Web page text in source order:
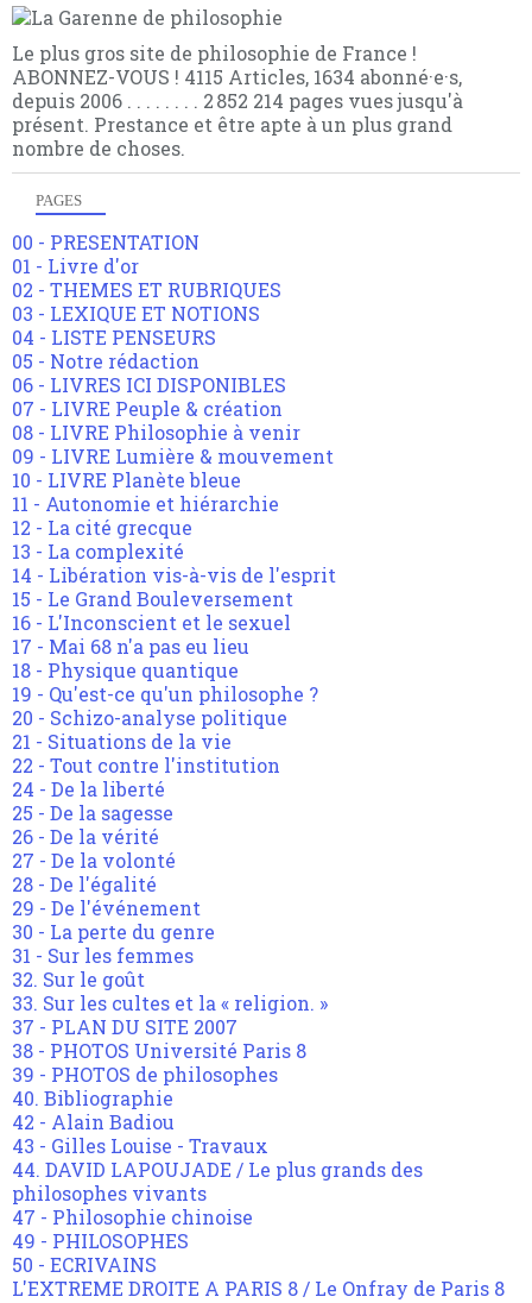
Le plus gros site de philosophie de France !
ABONNEZ-VOUS ! 4115 Articles, 1634 abonné·e·s,
depuis 2006 . . . . . . . . 2 852 214 pages vues jusqu'à
présent. Prestance et être apte à un plus grand
nombre de choses.
PAGES
00 - PRESENTATION
01 - Livre d'or
02 - THEMES ET RUBRIQUES
03 - LEXIQUE ET NOTIONS
04 - LISTE PENSEURS
05 - Notre rédaction
06 - LIVRES ICI DISPONIBLES
07 - LIVRE Peuple & création
08 - LIVRE Philosophie à venir
09 - LIVRE Lumière & mouvement
10 - LIVRE Planète bleue
11 - Autonomie et hiérarchie
12 - La cité grecque
13 - La complexité
14 - Libération vis-à-vis de l'esprit
15 - Le Grand Bouleversement
16 - L'Inconscient et le sexuel
17 - Mai 68 n'a pas eu lieu
18 - Physique quantique
19 - Qu'est-ce qu'un philosophe ?
20 - Schizo-analyse politique
21 - Situations de la vie
22 - Tout contre l'institution
24 - De la liberté
25 - De la sagesse
26 - De la vérité
27 - De la volonté
28 - De l'égalité
29 - De l'événement
30 - La perte du genre
31 - Sur les femmes
32. Sur le goût
33. Sur les cultes et la « religion. »
37 - PLAN DU SITE 2007
38 - PHOTOS Université Paris 8
39 - PHOTOS de philosophes
40. Bibliographie
42 - Alain Badiou
43 - Gilles Louise - Travaux
44. DAVID LAPOUJADE / Le plus grands des
philosophes vivants
47 - Philosophie chinoise
49 - PHILOSOPHES
50 - ECRIVAINS
L'EXTREME DROITE A PARIS 8 / Le Onfray de Paris 8